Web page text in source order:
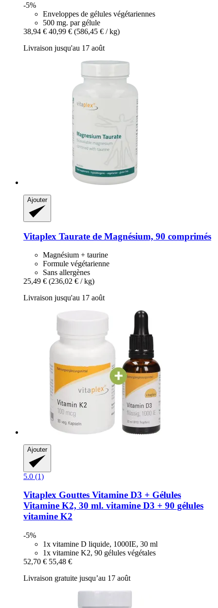
-5%
Enveloppes de gélules végétariennes
500 mg. par gélule
38,94 € 40,99 € (586,45 € / kg)
Livraison jusqu'au 17 août
Ajouter
Vitaplex Taurate de Magnésium, 90 comprimés
Magnésium + taurine
Formule végétarienne
Sans allergènes
25,49 € (236,02 € / kg)
Livraison jusqu'au 17 août
Ajouter
5.0 (1)
Vitaplex Gouttes Vitamine D3 + Gélules
Vitamine K2, 30 ml. vitamine D3 + 90 gélules
vitamine K2
-5%
1x vitamine D liquide, 1000IE, 30 ml
1x vitamine K2, 90 gélules végétales
52,70 € 55,48 €
Livraison gratuite jusqu’au 17 août